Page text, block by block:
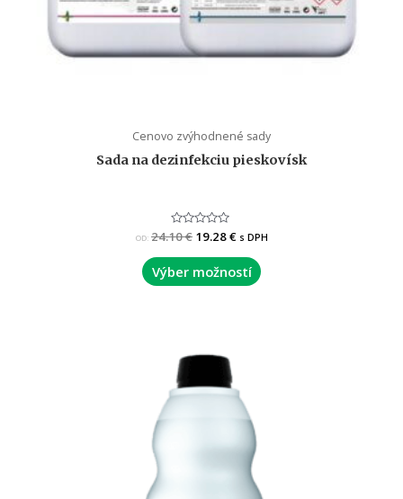
Cenovo zvýhodnené sady
Sada na dezinfekciu pieskovísk
Hodnotenie
0
z
OD: 24.10€ 19.28€ s DPH
Výber možností